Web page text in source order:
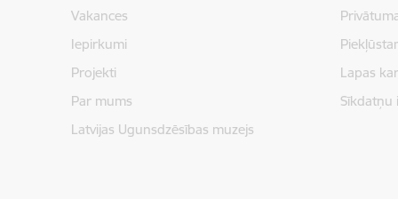
Vakances
Iepirkumi
Projekti
Par mums
Latvijas Ugunsdzēsības muzejs
Lapas
Sīkdatņu